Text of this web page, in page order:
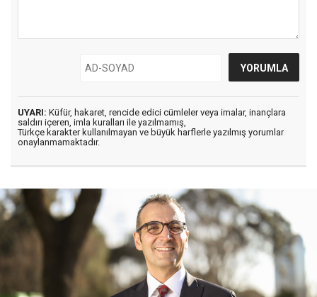
UYARI: Küfür, hakaret, rencide edici cümleler veya imalar, inançlara
saldırı içeren, imla kuralları ile yazılmamış,
Türkçe karakter kullanılmayan ve büyük harflerle yazılmış yorumlar
onaylanmamaktadır.